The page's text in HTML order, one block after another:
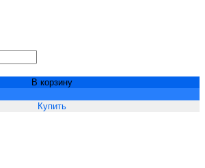
В корзину